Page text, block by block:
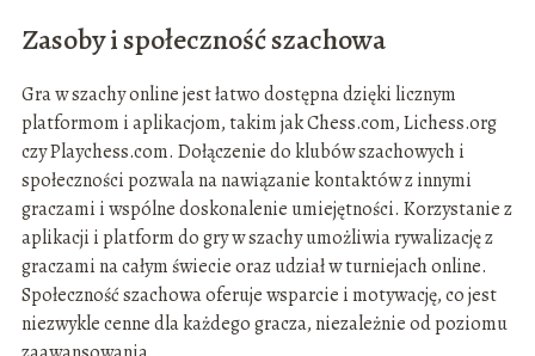
Zasoby i społeczność szachowa
Gra w szachy online jest łatwo dostępna dzięki licznym
platformom i aplikacjom, takim jak Chess.com, Lichess.org
czy Playchess.com. Dołączenie do klubów szachowych i
społeczności pozwala na nawiązanie kontaktów z innymi
graczami i wspólne doskonalenie umiejętności. Korzystanie z
aplikacji i platform do gry w szachy umożliwia rywalizację z
graczami na całym świecie oraz udział w turniejach online.
Społeczność szachowa oferuje wsparcie i motywację, co jest
niezwykle cenne dla każdego gracza, niezależnie od poziomu